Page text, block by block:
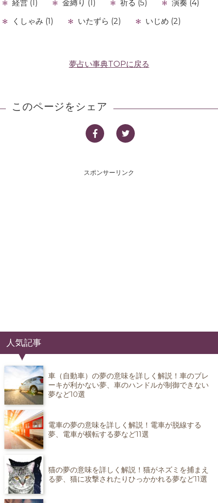
経営 (1) 金縛り (1) 祈る (5)
演奏 (4)
くしゃみ (1)
いたずら (2) いじめ (2)
夢占い事典TOPに戻る
このページをシェア
スポンサーリンク
人気記事
車（自動車）の夢の意味を詳しく解説！車のブレ
ーキが利かない夢、車のハンドルが制御できない
夢など10選
電車の夢の意味を詳しく解説！電車が脱線する
夢、電車が横転する夢など11選
猫の夢の意味を詳しく解説！猫がネズミを捕まえ
る夢、猫に攻撃されたりひっかかれる夢など11選